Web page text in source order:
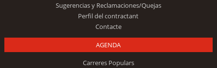
Sugerencias y Reclamaciones/Quejas
Perfil del contractant
Contacte
AGENDA
Carreres Populars